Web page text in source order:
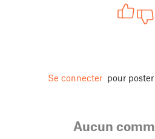
Se connecter pour
Aucun